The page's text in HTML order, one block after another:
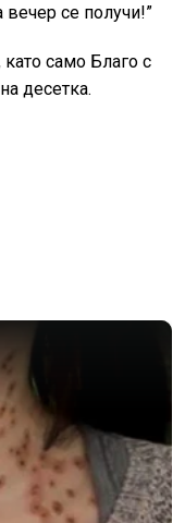
се получи!”
само Благо с
десетка.